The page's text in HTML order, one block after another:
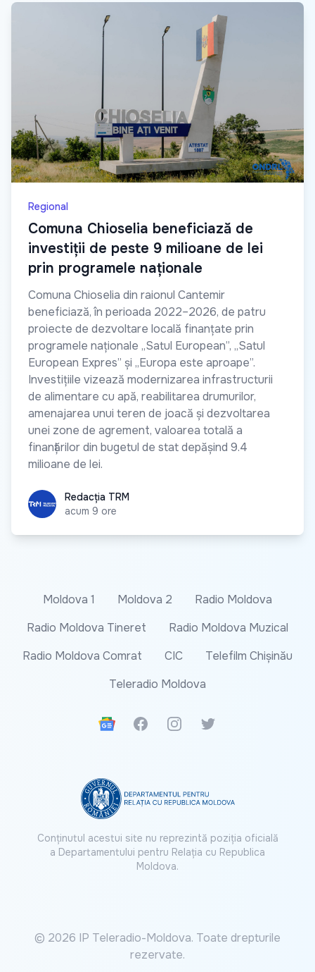
Regional
Comuna Chioselia beneficiază de
investiții de peste 9 milioane de lei
prin programele naționale
Comuna Chioselia din raionul Cantemir
beneficiază, în perioada 2022–2026, de patru
proiecte de dezvoltare locală finanțate prin
programele naționale „Satul European”, „Satul
European Expres” și „Europa este aproape”.
Investițiile vizează modernizarea infrastructurii
de alimentare cu apă, reabilitarea drumurilor,
amenajarea unui teren de joacă și dezvoltarea
unei zone de agrement, valoarea totală a
finanțărilor din bugetul de stat depășind 9.4
milioane de lei.
Redacția TRM
Redacția TRM
acum 9 ore
Moldova 1 Moldova 2
Radio Moldova
Radio Moldova Tineret
Radio Moldova Muzical
Radio Moldova Comrat
CIC
Telefilm Chișinău
Teleradio Moldova
Google News
FacebookInstagramTwitter
Conținutul acestui site nu reprezintă poziția oficială
a Departamentului pentru Relația cu Republica
Moldova.
© 2026 IP Teleradio-Moldova. Toate drepturile
rezervate.